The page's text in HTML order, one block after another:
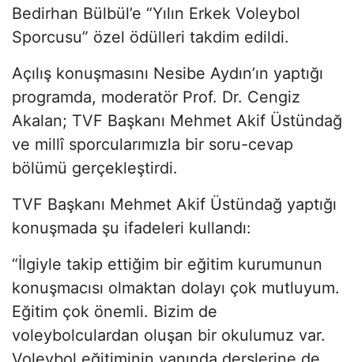
Bedirhan Bülbül’e “Yılın Erkek Voleybol
Sporcusu” özel ödülleri takdim edildi.
Açılış konuşmasını Nesibe Aydın’ın yaptığı
programda, moderatör Prof. Dr. Cengiz
Akalan; TVF Başkanı Mehmet Akif Üstündağ
ve millî sporcularımızla bir soru-cevap
bölümü gerçekleştirdi.
TVF Başkanı Mehmet Akif Üstündağ yaptığı
konuşmada şu ifadeleri kullandı:
“İlgiyle takip ettiğim bir eğitim kurumunun
konuşmacısı olmaktan dolayı çok mutluyum.
Eğitim çok önemli. Bizim de
voleybolculardan oluşan bir okulumuz var.